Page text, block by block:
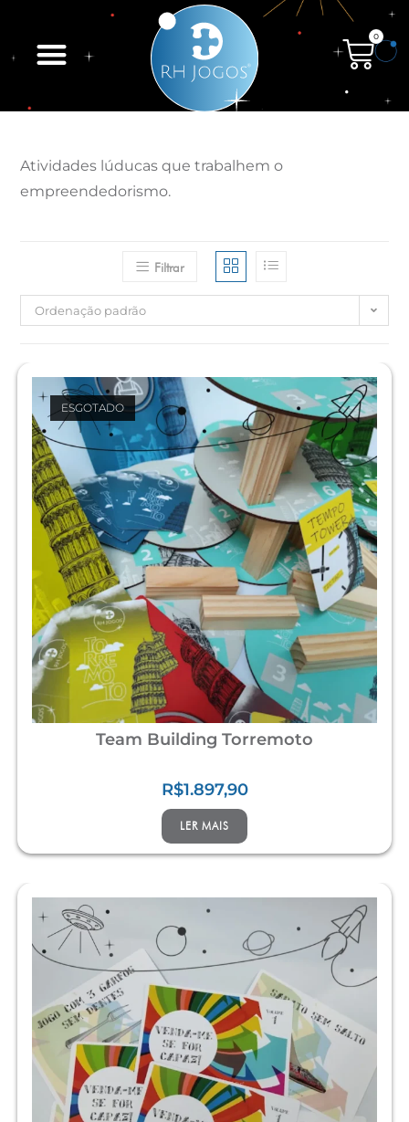
0
Atividades lúducas que trabalhem o
empreendedorismo.
Filtrar
Ordenação padrão
ESGOTADO
Team Building Torremoto
R$1.897,90
LER MAIS